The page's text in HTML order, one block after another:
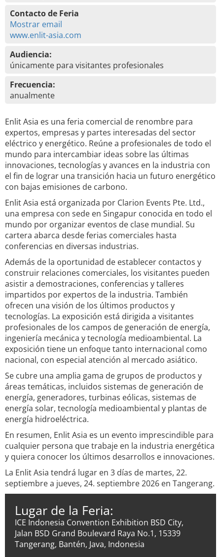
Contacto de Feria
Mostrar email
www.enlit-asia.com
Audiencia:
únicamente para visitantes profesionales
Frecuencia:
anualmente
Enlit Asia es una feria comercial de renombre para
expertos, empresas y partes interesadas del sector
eléctrico y energético. Reúne a profesionales de todo el
mundo para intercambiar ideas sobre las últimas
innovaciones, tecnologías y avances en la industria con
el fin de lograr una transición hacia un futuro energético
con bajas emisiones de carbono.
Enlit Asia está organizada por Clarion Events Pte. Ltd.,
una empresa con sede en Singapur conocida en todo el
mundo por organizar eventos de clase mundial. Su
cartera abarca desde ferias comerciales hasta
conferencias en diversas industrias.
Además de la oportunidad de establecer contactos y
construir relaciones comerciales, los visitantes pueden
asistir a demostraciones, conferencias y talleres
impartidos por expertos de la industria. También
ofrecen una visión de los últimos productos y
tecnologías. La exposición está dirigida a visitantes
profesionales de los campos de generación de energía,
ingeniería mecánica y tecnología medioambiental. La
exposición tiene un enfoque tanto internacional como
nacional, con especial atención al mercado asiático.
Se cubre una amplia gama de grupos de productos y
áreas temáticas, incluidos sistemas de generación de
energía, generadores, turbinas eólicas, sistemas de
energía solar, tecnología medioambiental y plantas de
energía hidroeléctrica.
En resumen, Enlit Asia es un evento imprescindible para
cualquier persona que trabaje en la industria energética
y quiera conocer los últimos desarrollos e innovaciones.
La Enlit Asia tendrá lugar en 3 días de martes, 22.
septiembre a jueves, 24. septiembre 2026 en Tangerang.
Lugar de la Feria:
ICE Indonesia Convention Exhibition BSD City,
Jalan BSD Grand Boulevard Raya No.1, 15339
Tangerang, Bantén, Java, Indonesia